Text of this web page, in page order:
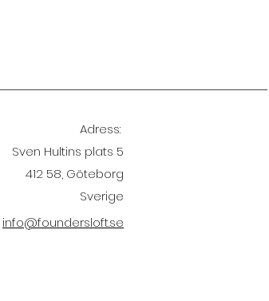
Adress:
Sven Hultins plats 5
412 58, Göteborg
Sverige
info@foundersloft.se